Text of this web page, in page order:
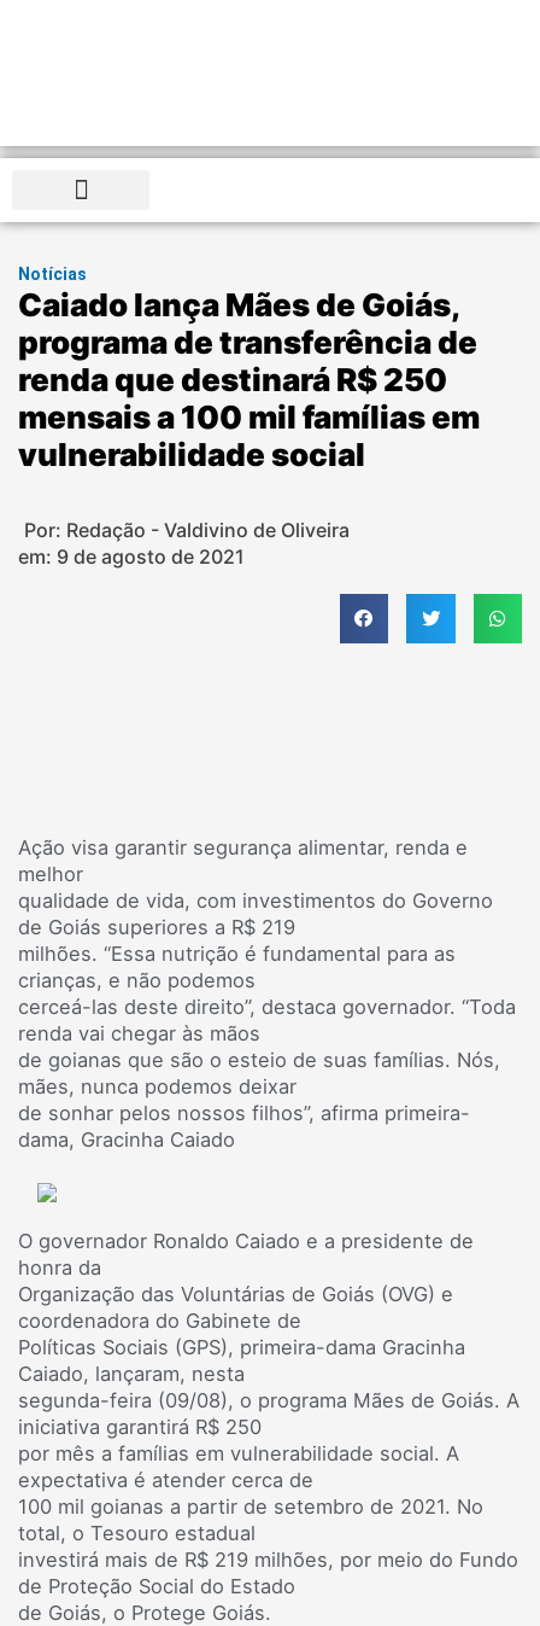
Notícias
Caiado lança Mães de Goiás,
programa de transferência de
renda que destinará R$ 250
mensais a 100 mil famílias em
vulnerabilidade social
Por: Redação - Valdivino de Oliveira
em: 9 de agosto de 2021
Ação visa garantir segurança alimentar, renda e
melhor
qualidade de vida, com investimentos do Governo
de Goiás superiores a R$ 219
milhões. “Essa nutrição é fundamental para as
crianças, e não podemos
cerceá-las deste direito”, destaca governador. “Toda
renda vai chegar às mãos
de goianas que são o esteio de suas famílias. Nós,
mães, nunca podemos deixar
de sonhar pelos nossos filhos”, afirma primeira-
dama, Gracinha Caiado
O governador Ronaldo Caiado e a presidente de
honra da
Organização das Voluntárias de Goiás (OVG) e
coordenadora do Gabinete de
Políticas Sociais (GPS), primeira-dama Gracinha
Caiado, lançaram, nesta
segunda-feira (09/08), o programa Mães de Goiás. A
iniciativa garantirá R$ 250
por mês a famílias em vulnerabilidade social. A
expectativa é atender cerca de
100 mil goianas a partir de setembro de 2021. No
total, o Tesouro estadual
investirá mais de R$ 219 milhões, por meio do Fundo
de Proteção Social do Estado
de Goiás, o Protege Goiás.